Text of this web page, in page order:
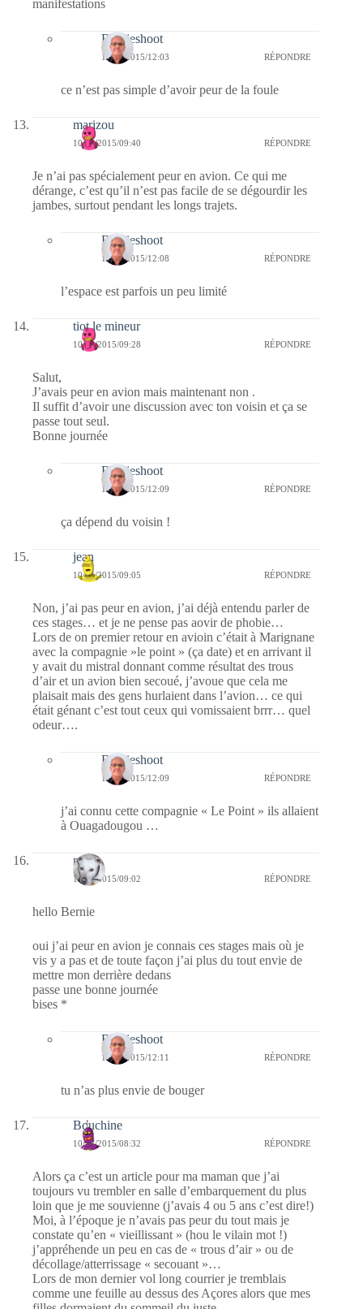
manifestations
Bernieshoot
12/11/2015/12:03 RÉPONDRE
ce n’est pas simple d’avoir peur de la foule
marizou
10/11/2015/09:40 RÉPONDRE
Je n’ai pas spécialement peur en avion. Ce qui me
dérange, c’est qu’il n’est pas facile de se dégourdir les
jambes, surtout pendant les longs trajets.
Bernieshoot
12/11/2015/12:08 RÉPONDRE
l’espace est parfois un peu limité
tiot le mineur
10/11/2015/09:28 RÉPONDRE
Salut,
J’avais peur en avion mais maintenant non .
Il suffit d’avoir une discussion avec ton voisin et ça se
passe tout seul.
Bonne journée
Bernieshoot
12/11/2015/12:09 RÉPONDRE
ça dépend du voisin !
jean
10/11/2015/09:05 RÉPONDRE
Non, j’ai pas peur en avion, j’ai déjà entendu parler de
ces stages… et je ne pense pas aovir de phobie…
Lors de on premier retour en avioin c’était à Marignane
avec la compagnie »le point » (ça date) et en arrivant il
y avait du mistral donnant comme résultat des trous
d’air et un avion bien secoué, j’avoue que cela me
plaisait mais des gens hurlaient dans l’avion… ce qui
était génant c’est tout ceux qui vomissaient brrr… quel
odeur….
Bernieshoot
12/11/2015/12:09 RÉPONDRE
j’ai connu cette compagnie « Le Point » ils allaient
à Ouagadougou …
nays
10/11/2015/09:02 RÉPONDRE
hello Bernie
oui j’ai peur en avion je connais ces stages mais où je
vis y a pas et de toute façon j’ai plus du tout envie de
mettre mon derrière dedans
passe une bonne journée
bises *
Bernieshoot
12/11/2015/12:11 RÉPONDRE
tu n’as plus envie de bouger
Bouchine
10/11/2015/08:32 RÉPONDRE
Alors ça c’est un article pour ma maman que j’ai
toujours vu trembler en salle d’embarquement du plus
loin que je me souvienne (j’avais 4 ou 5 ans c’est dire!)
Moi, à l’époque je n’avais pas peur du tout mais je
constate qu’en « vieillissant » (hou le vilain mot !)
j’appréhende un peu en cas de « trous d’air » ou de
décollage/atterrissage « secouant »…
Lors de mon dernier vol long courrier je tremblais
comme une feuille au dessus des Açores alors que mes